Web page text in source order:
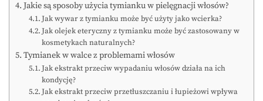
Jakie są sposoby użycia tymianku w pielęgnacji włosów?
Jak wywar z tymianku może być użyty jako wcierka?
Jak olejek eteryczny z tymianku może być zastosowany w
kosmetykach naturalnych?
Tymianek w walce z problemami włosów
Jak ekstrakt przeciw wypadaniu włosów działa na ich
kondycję?
Jak ekstrakt przeciw przetłuszczaniu i łupieżowi wpływa